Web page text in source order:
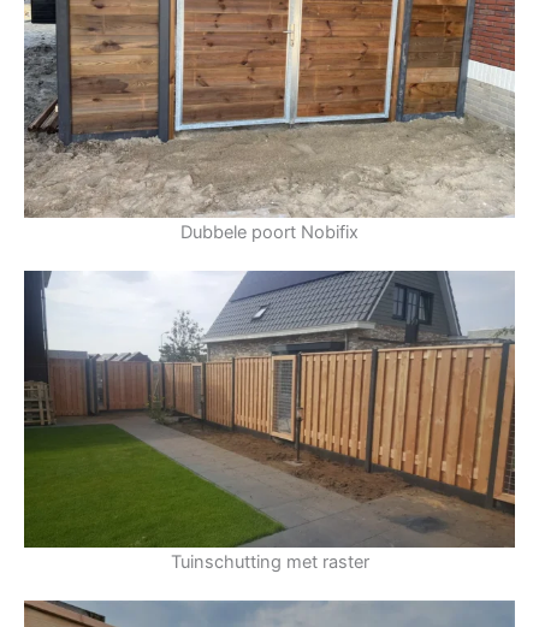
Dubbele poort Nobifix
Tuinschutting met raster